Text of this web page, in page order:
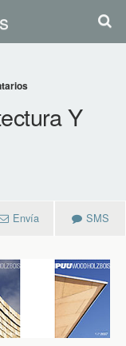
Y
Envía SMS